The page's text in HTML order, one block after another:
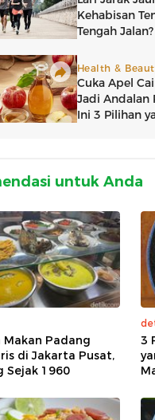
untuk Anda
Makan Padang
di Jakarta Pusat,
Sejak 1960
3